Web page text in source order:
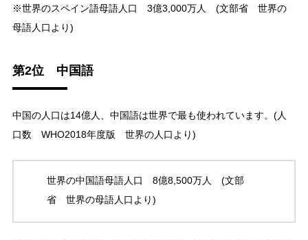
※世界のスペイン語母語人口 3億3,000万人 (文部省 世界の
母語人口より)
第2位 中国語
中国の人口は14億人、中国語は世界で最も使われています。(人
口数 WHO2018年度版 世界の人口より)
世界の中国語母語人口 8億8,500万人 (文部
省 世界の母語人口より)